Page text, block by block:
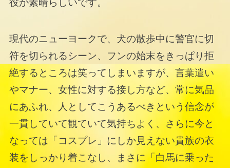
役が素晴らしいです。
現代のニューヨークで、犬の散歩中に警官に切
符を切られるシーン、フンの始末をきっぱり拒
絶するところは笑ってしまいますが、言葉遣い
やマナー、女性に対する接し方など、常に気品
にあふれ、人としてこうあるべきという信念が
一貫していて観ていて気持ちよく、さらに今と
なっては「コスプレ」にしか見えない貴族の衣
装をしっかり着こなし、まさに「白馬に乗った